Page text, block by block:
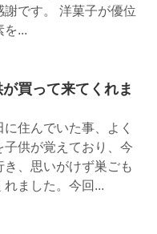
謝です。 洋菓子が優位
を...
買って来てくれま
住んでいた事、よく
子供が覚えており、今
き、思いがけず巣ごも
れました。今回...